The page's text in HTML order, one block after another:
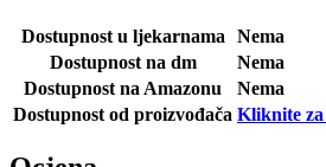
Dostupnost u ljekarnama
Nema
Dostupnost na dm
Nema
Dostupnost na Amazonu
Nema
Dostupnost od proizvođača Kliknite